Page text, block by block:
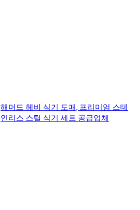
해머드 헤비 식기 도매, 프리미엄 스테
인리스 스틸 식기 세트 공급업체